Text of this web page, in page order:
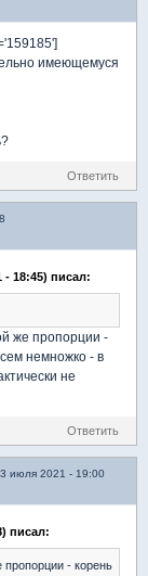
имеющемуся
Ответить
- 18:45) писал:
же пропорции -
немножко - в
не
Ответить
июля 2021 - 19:00
писал:
пропорции - корень